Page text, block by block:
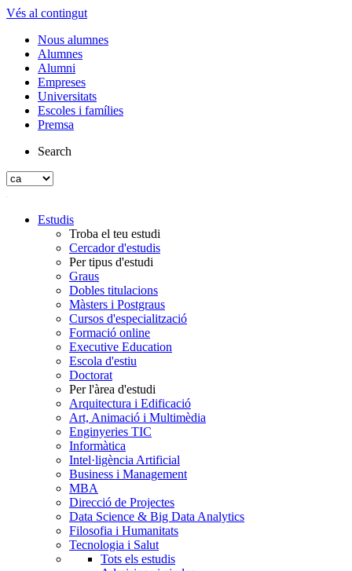
Vés al contingut
Nous alumnes
Alumnes
Alumni
Empreses
Universitats
Escoles i famílies
Premsa
Search
Estudis
Troba el teu estudi
Cercador d'estudis
Per tipus d'estudi
Graus
Dobles titulacions
Màsters i Postgraus
Cursos d'especialització
Formació online
Executive Education
Escola d'estiu
Doctorat
Per l'àrea d'estudi
Arquitectura i Edificació
Art, Animació i Multimèdia
Enginyeries TIC
Informàtica
Intel·ligència Artificial
Business i Management
MBA
Direcció de Projectes
Data Science & Big Data Analytics
Filosofia i Humanitats
Tecnologia i Salut
Tots els estudis